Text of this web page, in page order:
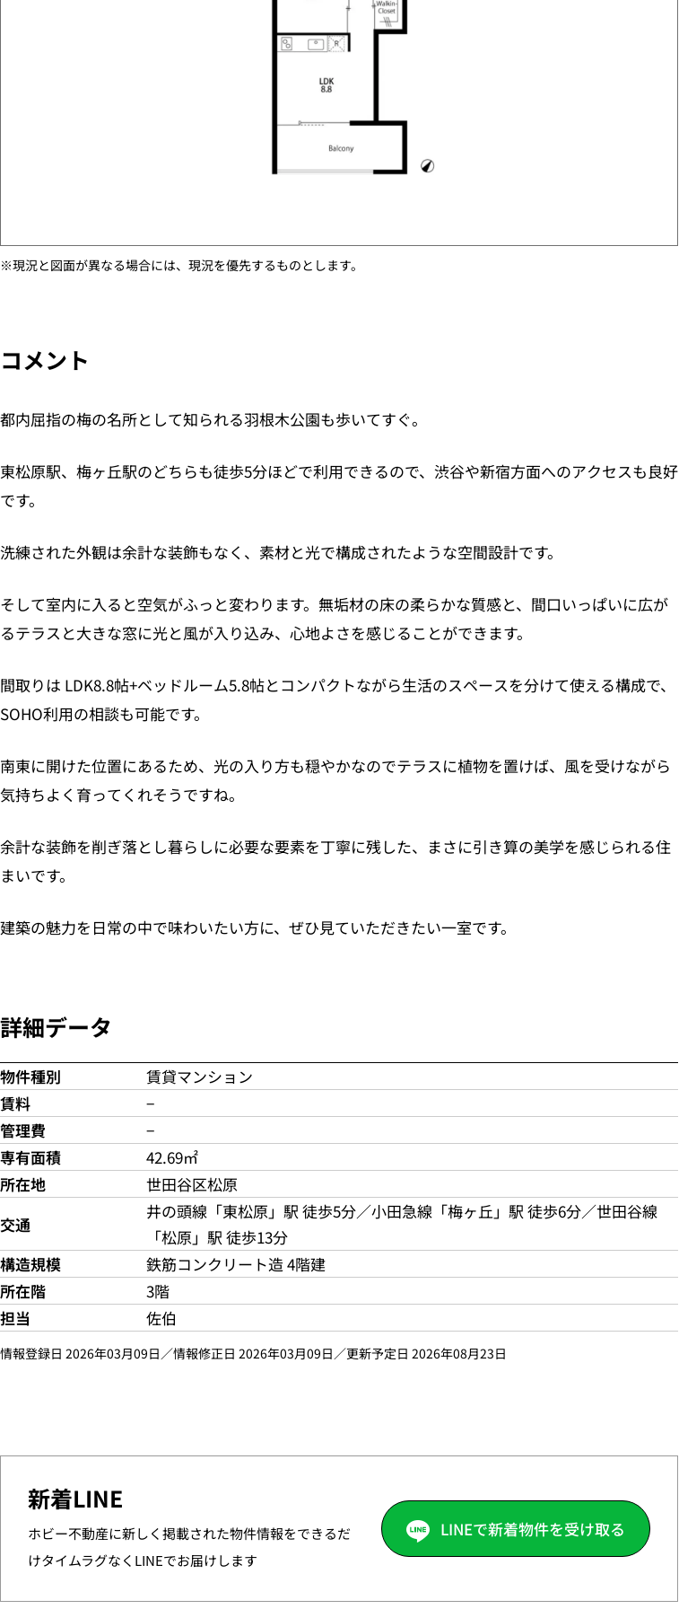
※現況と図面が異なる場合には、現況を優先するものとします。
コメント
都内屈指の梅の名所として知られる羽根木公園も歩いてすぐ。
東松原駅、梅ヶ丘駅のどちらも徒歩5分ほどで利用できるので、渋谷や新宿方面へのアクセスも良好
です。
洗練された外観は余計な装飾もなく、素材と光で構成されたような空間設計です。
そして室内に入ると空気がふっと変わります。無垢材の床の柔らかな質感と、間口いっぱいに広が
るテラスと大きな窓に光と風が入り込み、心地よさを感じることができます。
間取りは LDK8.8帖+ベッドルーム5.8帖とコンパクトながら生活のスペースを分けて使える構成で、
SOHO利用の相談も可能です。
南東に開けた位置にあるため、光の入り方も穏やかなのでテラスに植物を置けば、風を受けながら
気持ちよく育ってくれそうですね。
余計な装飾を削ぎ落とし暮らしに必要な要素を丁寧に残した、まさに引き算の美学を感じられる住
まいです。
建築の魅力を日常の中で味わいたい方に、ぜひ見ていただきたい一室です。
詳細データ
物件種別
賃貸マンション
賃料
−
管理費
−
専有面積
42.69㎡
所在地
世田谷区松原
交通
井の頭線「東松原」駅 徒歩5分／小田急線「梅ヶ丘」駅 徒歩6分／世田谷線
「松原」駅 徒歩13分
構造規模
鉄筋コンクリート造 4階建
所在階
3階
担当
佐伯
情報登録日 2026年03月09日／情報修正日 2026年03月09日／更新予定日 2026年08月23日
新着LINE
ホビー不動産に新しく掲載された物件情報をできるだ
けタイムラグなくLINEでお届けします
LINEで新着物件を受け取る